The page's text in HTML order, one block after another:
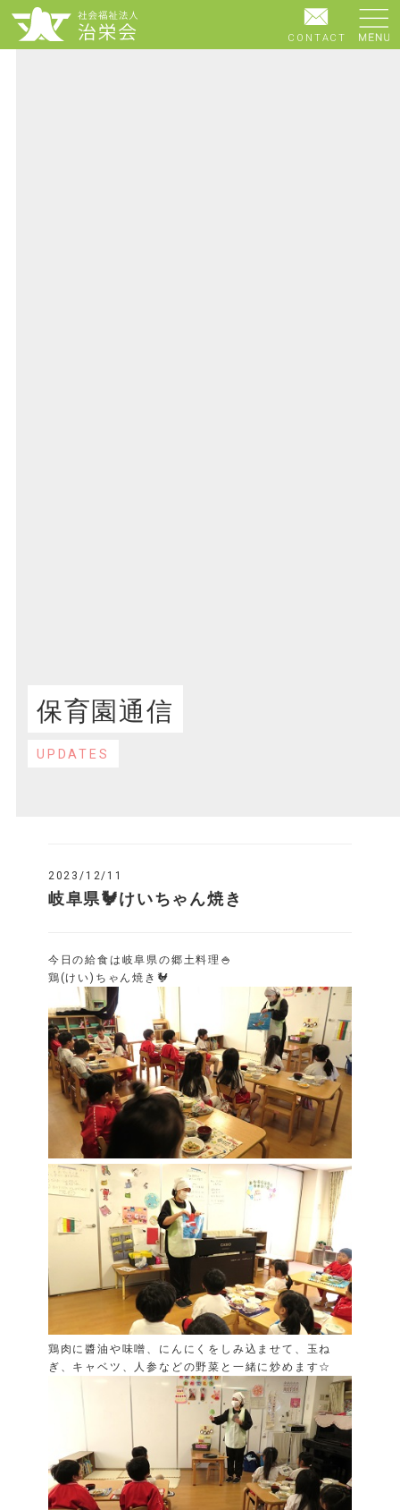
CONTACT
保育園通信
UPDATES
2023/12/11
岐阜県🐓けいちゃん焼き
今日の給食は岐阜県の郷土料理🍚
鶏(けい)ちゃん焼き🐓
鶏肉に醬油や味噌、にんにくをしみ込ませて、玉ね
ぎ、キャベツ、人参などの野菜と一緒に炒めます☆